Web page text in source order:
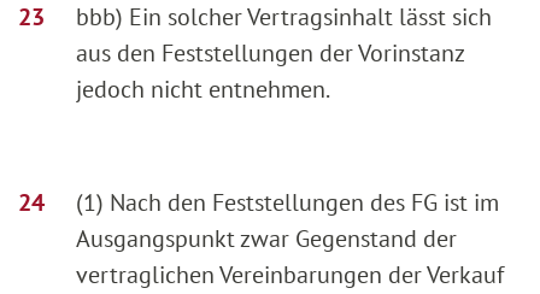
bbb) Ein solcher Vertragsinhalt lässt sich
aus den Feststellungen der Vorinstanz
jedoch nicht entnehmen.
(1) Nach den Feststellungen des FG ist im
Ausgangspunkt zwar Gegenstand der
vertraglichen Vereinbarungen der Verkauf